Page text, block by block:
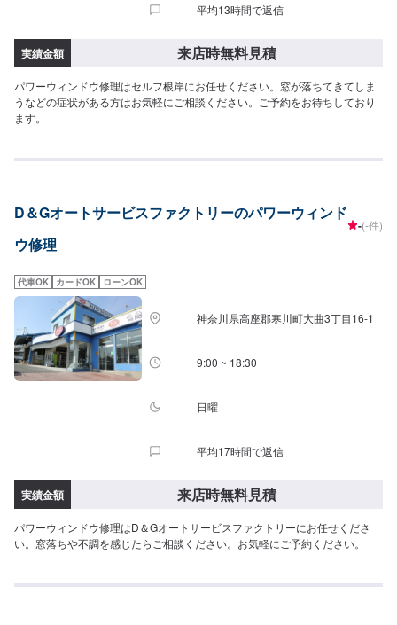
平均13時間で返信
実績金額 来店時無料見積
パワーウィンドウ修理はセルフ根岸にお任せください。窓が落ちてきてしま
うなどの症状がある方はお気軽にご相談ください。ご予約をお待ちしており
ます。
D＆Gオートサービスファクトリーのパワーウィンド
ウ修理
-(-件)
代車OK カードOK ローンOK
神奈川県高座郡寒川町大曲3丁目16-1
9:00 ~ 18:30
日曜
平均17時間で返信
実績金額 来店時無料見積
パワーウィンドウ修理はD＆Gオートサービスファクトリーにお任せくださ
い。窓落ちや不調を感じたらご相談ください。お気軽にご予約ください。